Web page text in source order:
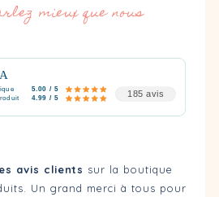
mieux que nous
5.00 / 5
4.99 / 5 185 avis
avis clients sur la boutique
Un grand merci à tous pour